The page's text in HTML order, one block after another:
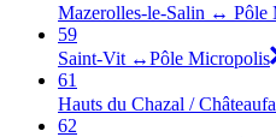
Mazerolles-le-Salin ↔ Pôle
59
Saint-Vit ↔Pôle Micropolis
61
Hauts du Chazal /
62